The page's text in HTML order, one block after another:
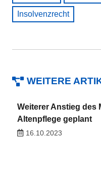
Insolvenzrecht
WEITERE
Weiterer Anstieg des
Altenpflege geplant
16.10.2023